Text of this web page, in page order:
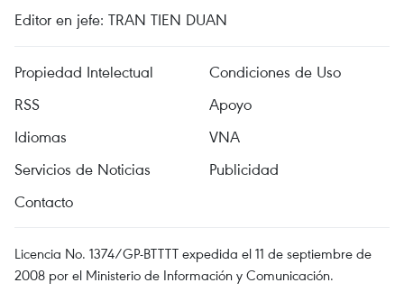
Editor en jefe: TRAN TIEN DUAN
Propiedad Intelectual
Condiciones de Uso
RSS
Apoyo
Idiomas
VNA
Servicios de Noticias
Publicidad
Contacto
Licencia No. 1374/GP-BTTTT expedida el 11 de septiembre de
2008 por el Ministerio de Información y Comunicación.